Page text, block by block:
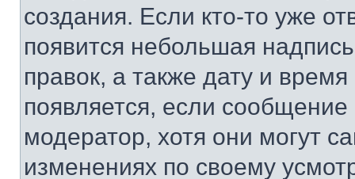
создания. Если кто-то уже
появится небольшая
правок, а также дату и
появляется, если
модератор, хотя они могут
изменениях по своему